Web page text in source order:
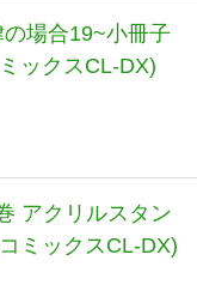
場合19~小冊子
ックスCL-DX)
アクリルスタン
ミックスCL-DX)